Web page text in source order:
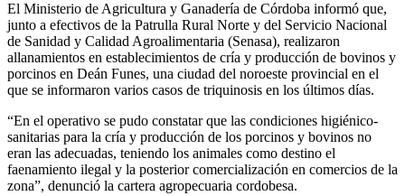
El Ministerio de Agricultura y Ganadería de Córdoba informó que,
junto a efectivos de la Patrulla Rural Norte y del Servicio Nacional
de Sanidad y Calidad Agroalimentaria (Senasa), realizaron
allanamientos en establecimientos de cría y producción de bovinos y
porcinos en Deán Funes, una ciudad del noroeste provincial en el
que se informaron varios casos de triquinosis en los últimos días.
“En el operativo se pudo constatar que las condiciones higiénico-
sanitarias para la cría y producción de los porcinos y bovinos no
eran las adecuadas, teniendo los animales como destino el
faenamiento ilegal y la posterior comercialización en comercios de la
zona”, denunció la cartera agropecuaria cordobesa.